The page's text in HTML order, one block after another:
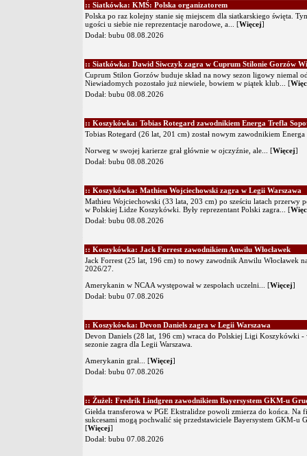
:: Siatkówka: KMŚ: Polska organizatorem
Polska po raz kolejny stanie się miejscem dla siatkarskiego święta.
ugości u siebie nie reprezentacje narodowe, a... [Więcej]
Dodał: bubu 08.08.2026
:: Siatkówka: Dawid Siwczyk zagra w Cuprum Stilonie Gorzów
Cuprum Stilon Gorzów buduje skład na nowy sezon ligowy niemal
Niewiadomych pozostało już niewiele, bowiem w piątek klub... [
Dodał: bubu 08.08.2026
:: Koszykówka: Tobias Rotegard zawodnikiem Energa Trefla
Tobias Rotegard (26 lat, 201 cm) został nowym zawodnikiem
Norweg w swojej karierze grał głównie w ojczyźnie, ale... [Więcej]
Dodał: bubu 08.08.2026
:: Koszykówka: Mathieu Wojciechowski zagra w Legii Warszawa
Mathieu Wojciechowski (33 lata, 203 cm) po sześciu latach przerwy
w Polskiej Lidze Koszykówki. Były reprezentant Polski zagra... [
Dodał: bubu 08.08.2026
:: Koszykówka: Jack Forrest zawodnikiem Anwilu Włocławek
Jack Forrest (25 lat, 196 cm) to nowy zawodnik Anwilu Włocławek
2026/27.
Amerykanin w NCAA występował w zespołach uczelni... [Więcej]
Dodał: bubu 07.08.2026
:: Koszykówka: Devon Daniels zagra w Legii Warszawa
Devon Daniels (28 lat, 196 cm) wraca do Polskiej Ligi Koszykówki -
sezonie zagra dla Legii Warszawa.
Amerykanin grał... [Więcej]
Dodał: bubu 07.08.2026
:: Żużel: Fredrik Lindgren zawodnikiem Bayersystem GKM-u
Giełda transferowa w PGE Ekstralidze powoli zmierza do końca. Na
sukcesami mogą pochwalić się przedstawiciele Bayersystem GKM-u
[Więcej]
Dodał: bubu 07.08.2026